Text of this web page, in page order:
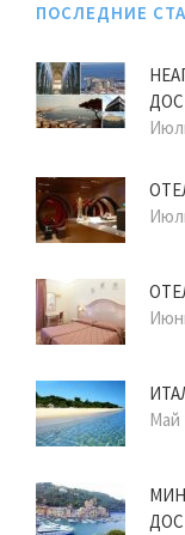
ПОСЛЕДНИЕ
Май